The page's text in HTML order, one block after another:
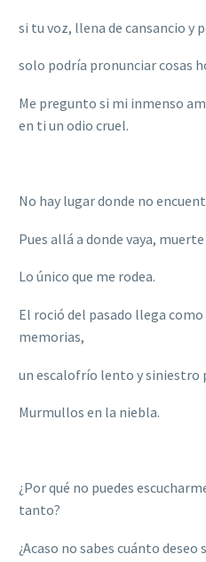
si tu voz, llena de cansancio y
solo podría pronunciar cosas
Me pregunto si mi inmenso
en ti un odio cruel.
No hay lugar donde no
Pues allá a donde vaya,
Lo único que me rodea.
El roció del pasado llega
memorias,
un escalofrío lento y siniestro
Murmullos en la niebla.
¿Por qué no puedes
tanto?
¿Acaso no sabes cuánto